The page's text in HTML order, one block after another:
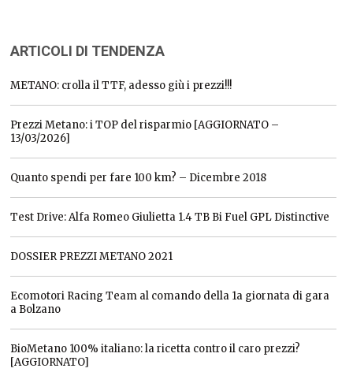
ARTICOLI DI TENDENZA
METANO: crolla il TTF, adesso giù i prezzi!!!
Prezzi Metano: i TOP del risparmio [AGGIORNATO –
13/03/2026]
Quanto spendi per fare 100 km? – Dicembre 2018
Test Drive: Alfa Romeo Giulietta 1.4 TB Bi Fuel GPL Distinctive
DOSSIER PREZZI METANO 2021
Ecomotori Racing Team al comando della 1a giornata di gara
a Bolzano
BioMetano 100% italiano: la ricetta contro il caro prezzi?
[AGGIORNATO]